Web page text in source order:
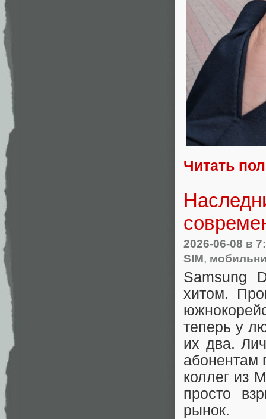
Читать
2026-06-08 в
SIM,
Samsung
хитом.
теперь у
их два.
абонентам
коллег из
просто
рынок.